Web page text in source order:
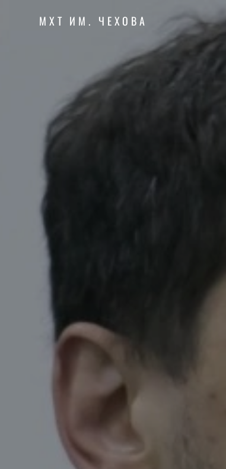
МХТ ИМ. ЧЕХОВА